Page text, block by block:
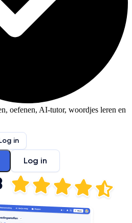
oefenen, AI-tutor, woordjes leren en
in
Log in